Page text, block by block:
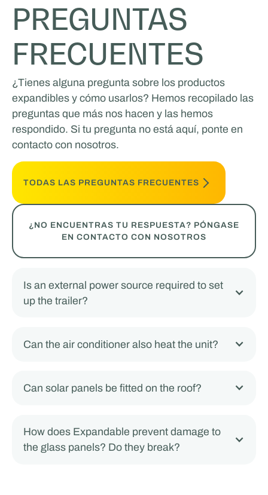
PREGUNTAS
FRECUENTES
¿Tienes alguna pregunta sobre los productos
expandibles y cómo usarlos? Hemos recopilado las
preguntas que más nos hacen y las hemos
respondido. Si tu pregunta no está aquí, ponte en
contacto con nosotros.
TODAS LAS PREGUNTAS FRECUENTES
¿NO ENCUENTRAS TU RESPUESTA? PÓNGASE
EN CONTACTO CON NOSOTROS
Is an external power source required to set
up the trailer?
Can the air conditioner also heat the unit?
Can solar panels be fitted on the roof?
How does Expandable prevent damage to
the glass panels? Do they break?